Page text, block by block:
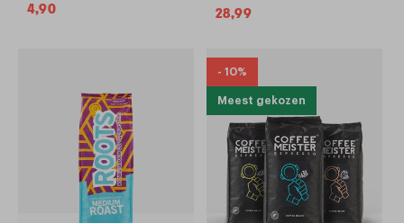
Normale
4,90
Normale
28,99
- 10%
Meest gekozen